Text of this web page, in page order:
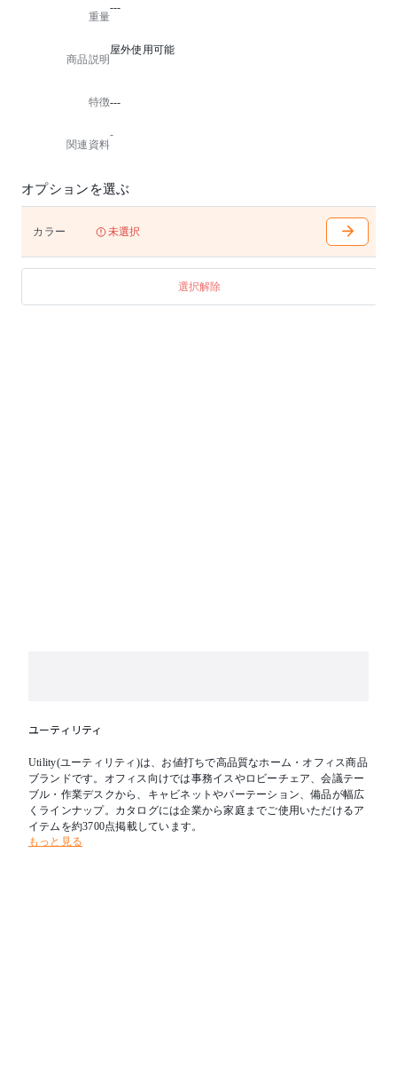
重量
---
商品説明
屋外使用可能
特徴---
関連資料
-
オプションを選ぶ
カラー 未選択
選択解除
ユーティリティ
Utility(ユーティリティ)は、お値打ちで高品質なホーム・オフィス商品
ブランドです。オフィス向けでは事務イスやロビーチェア、会議テー
ブル・作業デスクから、キャビネットやパーテーション、備品が幅広
くラインナップ。カタログには企業から家庭までご使用いただけるア
イテムを約3700点掲載しています。
もっと見る